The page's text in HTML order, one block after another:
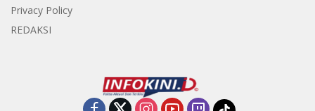
Privacy Policy
REDAKSI